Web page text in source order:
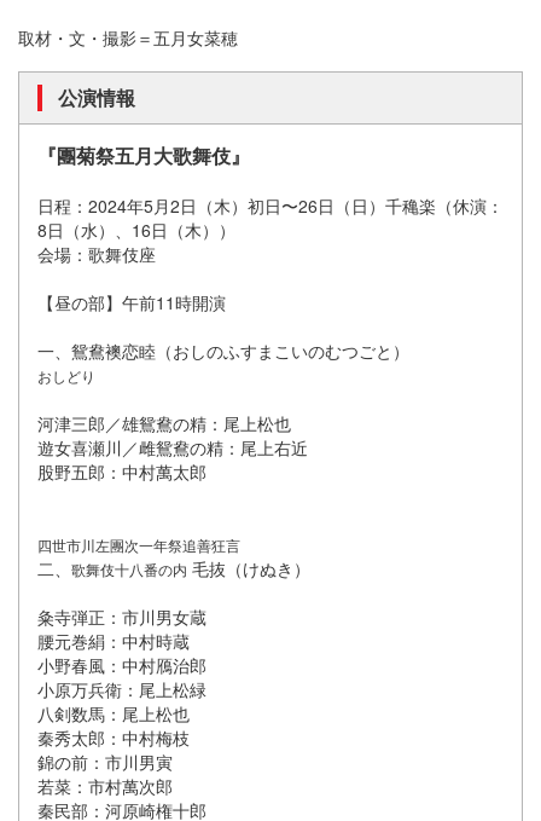
取材・文・撮影＝五月女菜穂
公演情報
『團菊祭五月大歌舞伎』
日程：2024年5月2日（木）初日〜26日（日）千穐楽（休演：
8日（水）、16日（木））
会場：歌舞伎座
【昼の部】午前11時開演
一、鴛鴦襖恋睦（おしのふすまこいのむつごと）
おしどり
河津三郎／雄鴛鴦の精：尾上松也
遊女喜瀬川／雌鴛鴦の精：尾上右近
股野五郎：中村萬太郎
四世市川左團次一年祭追善狂言
二、 歌舞伎十八番の内 毛抜（けぬき）
粂寺弾正：市川男女蔵
腰元巻絹：中村時蔵
小野春風：中村鴈治郎
小原万兵衛：尾上松緑
八剣数馬：尾上松也
秦秀太郎：中村梅枝
錦の前：市川男寅
若菜：市村萬次郎
秦民部：河原崎権十郎